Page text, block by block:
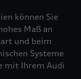
können Sie
Maß an
und beim
Systeme
mit Ihrem Audi